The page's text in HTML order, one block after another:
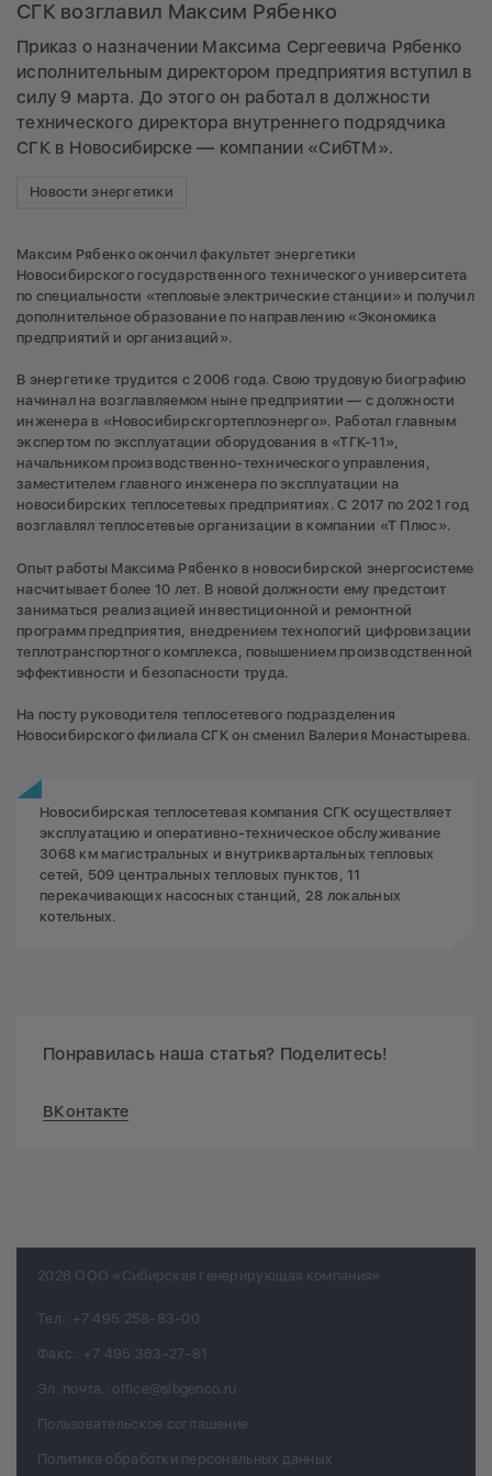
СГК возглавил Максим Рябенко
Приказ о назначении Максима Сергеевича Рябенко
исполнительным директором предприятия вступил в
силу 9 марта. До этого он работал в должности
технического директора внутреннего подрядчика
СГК в Новосибирске — компании «СибТМ».
Новости энергетики
Максим Рябенко окончил факультет энергетики
Новосибирского государственного технического университета
по специальности «тепловые электрические станции» и получил
дополнительное образование по направлению «Экономика
предприятий и организаций».
В энергетике трудится с 2006 года. Свою трудовую биографию
начинал на возглавляемом ныне предприятии — с должности
инженера в «Новосибирскгортеплоэнерго». Работал главным
экспертом по эксплуатации оборудования в «ТГК-11»,
начальником производственно-технического управления,
заместителем главного инженера по эксплуатации на
новосибирских теплосетевых предприятиях. С 2017 по 2021 год
возглавлял теплосетевые организации в компании «Т Плюс».
Опыт работы Максима Рябенко в новосибирской энергосистеме
насчитывает более 10 лет. В новой должности ему предстоит
заниматься реализацией инвестиционной и ремонтной
программ предприятия, внедрением технологий цифровизации
теплотранспортного комплекса, повышением производственной
эффективности и безопасности труда.
На посту руководителя теплосетевого подразделения
Новосибирского филиала СГК он сменил Валерия Монастырева.
Новосибирская теплосетевая компания СГК осуществляет
эксплуатацию и оперативно-техническое обслуживание
3068 км магистральных и внутриквартальных тепловых
сетей, 509 центральных тепловых пунктов, 11
перекачивающих насосных станций, 28 локальных
котельных.
Понравилась наша статья? Поделитесь!
ВКонтакте
2026 ООО «Сибирская генерирующая компания»
Тел.: +7 495 258-83-00
Факс.: +7 495 363-27-81
Эл. почта.: office@sibgenco.ru
Пользовательское соглашение
Политика обработки персональных данных